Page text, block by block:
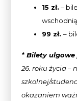
15 zł. –
wschodnią
99 zł.–
* Bilety ulgowe
26. roku życia
szkolnej/
okazaniem